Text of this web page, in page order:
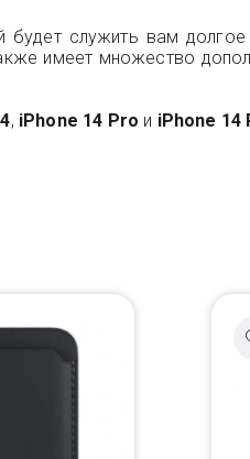
служить вам
имеет множество
, iPhone 14 Pro и iPhone 14